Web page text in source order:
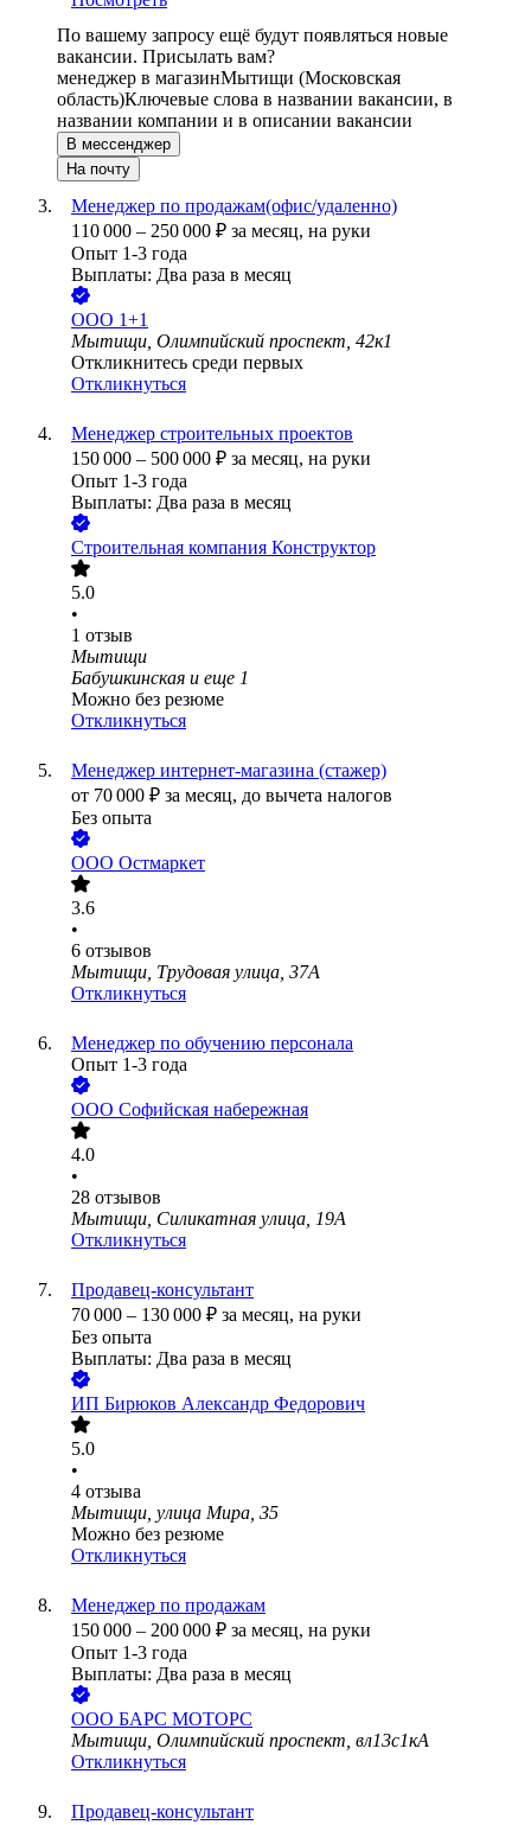
По вашему запросу ещё будут появляться новые
вакансии. Присылать вам?
менеджер в магазинМытищи (Московская
область)Ключевые слова в названии вакансии, в
названии компании и в описании вакансии
В мессенджер
На почту
Менеджер по продажам(офис/удаленно)
110 000 – 250 000 ₽ за месяц, на руки
Опыт 1-3 года
Выплаты: Два раза в месяц
ООО 1+1
Мытищи, Олимпийский проспект, 42к1
Откликнитесь среди первых
Откликнуться
Менеджер строительных проектов
150 000 – 500 000 ₽ за месяц, на руки
Опыт 1-3 года
Выплаты: Два раза в месяц
Строительная компания Конструктор
5.0
•
1 отзыв
Мытищи
Бабушкинская и еще 1
Можно без резюме
Откликнуться
Менеджер интернет-магазина (стажер)
от 70 000 ₽ за месяц, до вычета налогов
Без опыта
ООО Остмаркет
3.6
•
6 отзывов
Мытищи, Трудовая улица, 37А
Откликнуться
Менеджер по обучению персонала
Опыт 1-3 года
ООО Софийская набережная
4.0
•
28 отзывов
Мытищи, Силикатная улица, 19А
Откликнуться
Продавец-консультант
70 000 – 130 000 ₽ за месяц, на руки
Без опыта
Выплаты: Два раза в месяц
ИП Бирюков Александр Федорович
5.0
•
4 отзыва
Мытищи, улица Мира, 35
Можно без резюме
Откликнуться
Менеджер по продажам
150 000 – 200 000 ₽ за месяц, на руки
Опыт 1-3 года
Выплаты: Два раза в месяц
ООО БАРС МОТОРС
Мытищи, Олимпийский проспект, вл13с1кА
Откликнуться
Продавец-консультант